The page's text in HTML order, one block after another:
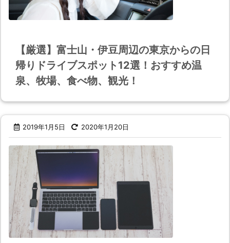
【厳選】富士山・伊豆周辺の東京からの日
帰りドライブスポット12選！おすすめ温
泉、牧場、食べ物、観光！
2019年1月5日 2020年1月20日